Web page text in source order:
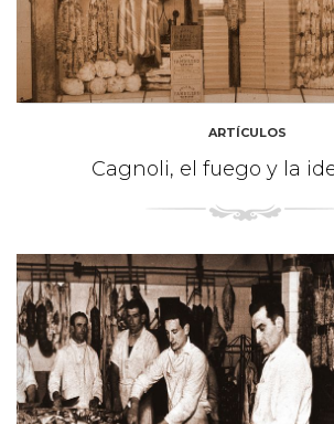
ARTÍCULOS
Cagnoli, el fuego y la